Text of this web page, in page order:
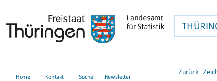
Home Kontakt Suche Newsletter Zurück |